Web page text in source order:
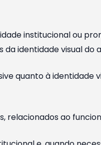
institucional ou
identidade visual do
quanto à identidade
relacionados ao